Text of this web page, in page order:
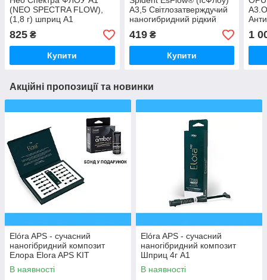
(NEO SPECTRA FLOW),
(1,8 г) шприц А1
825 ₴
Купити
А3,5 Світлозатверждучий
наногибридний рідкий
композит, 2г
419₴
Купити
1
Акційні пропозиції та новинки
Elóra APS - сучасний
наногібридний композит
Елора Elora APS KIT
ELEGANCE 11 шприців +
бонд
В наявності
Elóra APS - сучасний
наногібридний композит
Шприц 4г A1
В наявності